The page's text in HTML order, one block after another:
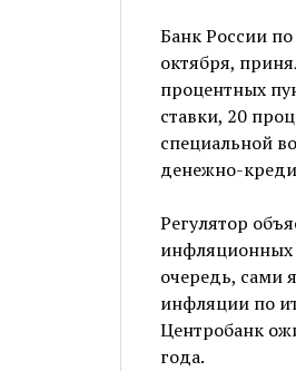
Банк России
октября,
процентных
ставки, 20
специальной
денежно-
Регулятор
инфляционных
очередь, сами
инфляции по
Центробанк
года.